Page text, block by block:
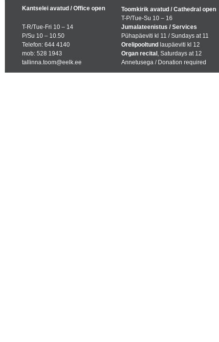
Kantselei avatud / Office open
T-R/Tue-Fri 10 – 14
P/Su 10 – 10.50
Telefon: 644 4140
mob: 528 1943
tallinna.toom@eelk.ee
Toomkirik avatud / Cathedral open
T-P/Tue-Su 10 – 16
Jumalateenistus / Services
Pühapäeviti kl 11 / Sundays at 11
Orelipooltund laupäeviti kl 12
Organ recital , Saturdays at 12
Annetusega / Donation required